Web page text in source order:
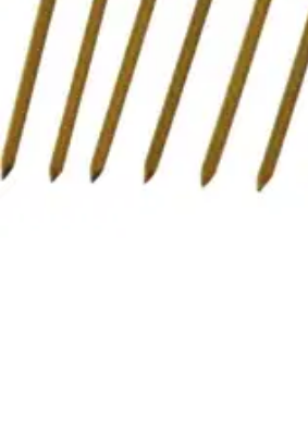
Tuotekuvaus
Rullanaula kuumasinkitty 0-asteinen